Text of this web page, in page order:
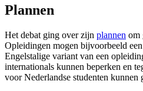
Plannen
Het debat ging over zijn plannen om
Opleidingen mogen bijvoorbeeld een
Engelstalige variant van een
internationals kunnen beperken en
voor Nederlandse studenten kunnen